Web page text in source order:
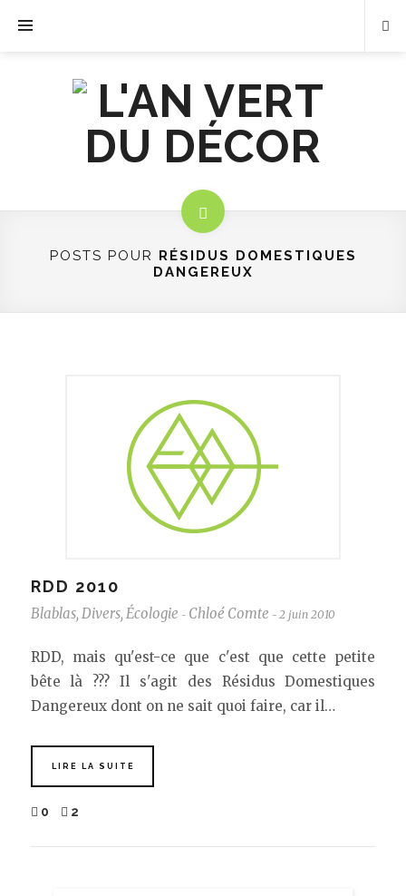
POSTS POUR RÉSIDUS DOMESTIQUES
DANGEREUX
RDD 2010
Blablas, Divers, Écologie - Chloé Comte - 2 juin 2010
RDD, mais qu'est-ce que c'est que cette petite
bête là ??? Il s'agit des Résidus Domestiques
Dangereux dont on ne sait quoi faire, car il…
LIRE LA SUITE
0 2